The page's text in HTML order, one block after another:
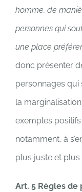
homme, de
personnes qui
une place
donc présenter
personnages
la
exemples
notamment, à
plus juste et plus
Art. 5 Règles de